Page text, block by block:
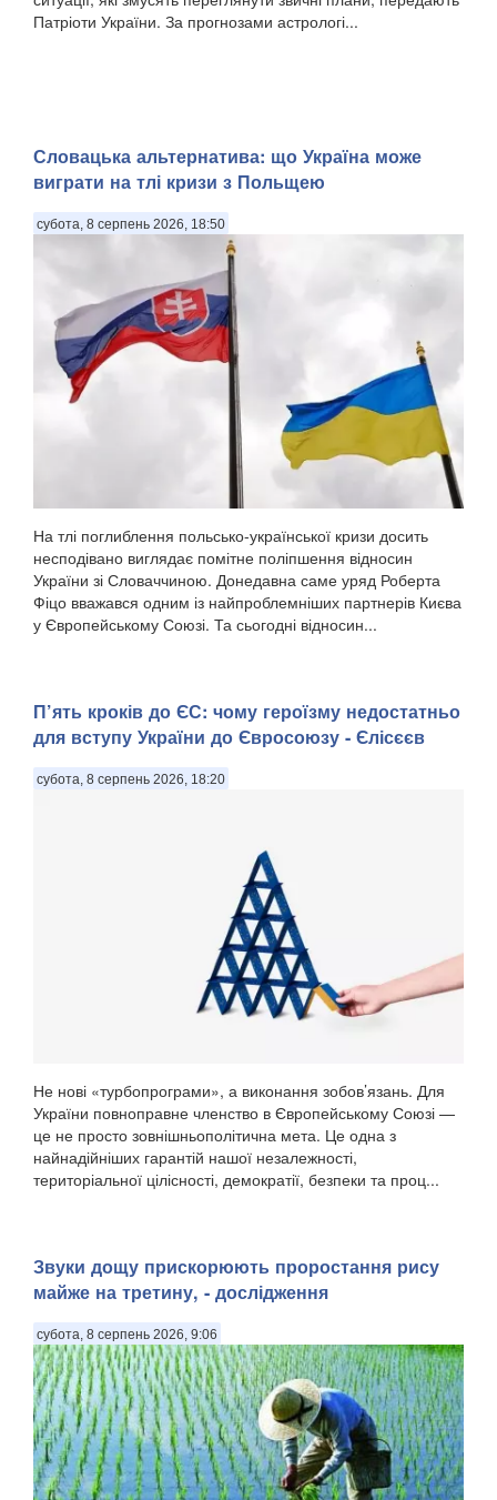
Патріоти України. За прогнозами астрологі...
Словацька альтернатива: що Україна може
виграти на тлі кризи з Польщею
субота, 8 серпень 2026, 18:50
На тлі поглиблення польсько-української кризи досить
несподівано виглядає помітне поліпшення відносин
України зі Словаччиною. Донедавна саме уряд Роберта
Фіцо вважався одним із найпроблемніших партнерів Києва
у Європейському Союзі. Та сьогодні відносин...
П’ять кроків до ЄС: чому героїзму недостатньо
для вступу України до Євросоюзу - Єлісєєв
субота, 8 серпень 2026, 18:20
Не нові «турбопрограми», а виконання зобов’язань. Для
України повноправне членство в Європейському Союзі —
це не просто зовнішньополітична мета. Це одна з
найнадійніших гарантій нашої незалежності,
територіальної цілісності, демократії, безпеки та проц...
Звуки дощу прискорюють проростання рису
майже на третину, - дослідження
субота, 8 серпень 2026, 9:06